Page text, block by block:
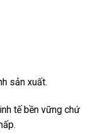
sản xuất.
tế bền vững chứ